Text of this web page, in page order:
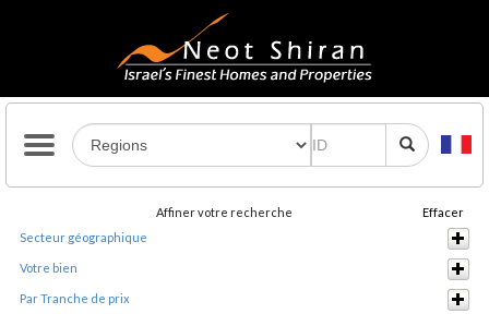
Affiner votre recherche
Effacer
Secteur géographique
Votre bien
Par Tranche de prix